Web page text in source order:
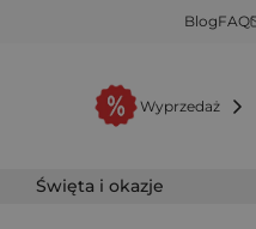
BlogFAQ
Wyprzedaż
Święta i okazje